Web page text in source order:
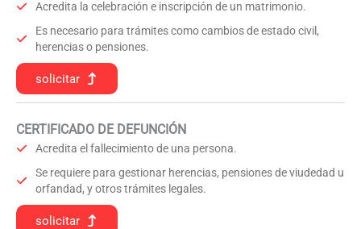
Acredita la celebración e inscripción de un matrimonio.
Es necesario para trámites como cambios de estado civil,
herencias o pensiones.
solicitar
CERTIFICADO DE DEFUNCIÓN
Acredita el fallecimiento de una persona.
Se requiere para gestionar herencias, pensiones de viudedad u
orfandad, y otros trámites legales.
solicitar